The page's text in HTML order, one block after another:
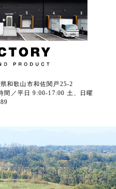
和歌山市和佐関戸25-2
間／平日 9:00-17:00 土、日曜